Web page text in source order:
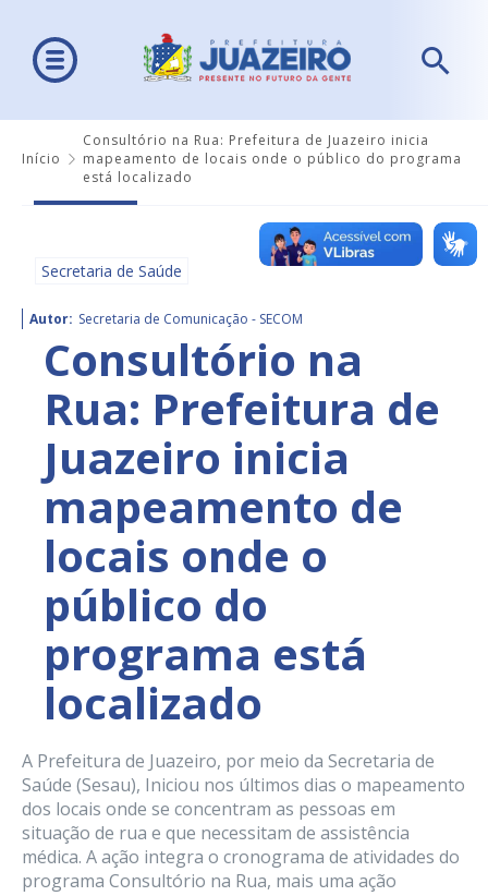
Início
Consultório na Rua: Prefeitura de Juazeiro inicia
mapeamento de locais onde o público do programa
está localizado
Secretaria de Saúde
Autor: Secretaria de Comunicação - SECOM
Consultório na
Rua: Prefeitura de
Juazeiro inicia
mapeamento de
locais onde o
público do
programa está
localizado
A Prefeitura de Juazeiro, por meio da Secretaria de
Saúde (Sesau), Iniciou nos últimos dias o mapeamento
dos locais onde se concentram as pessoas em
situação de rua e que necessitam de assistência
médica. A ação integra o cronograma de atividades do
programa Consultório na Rua, mais uma ação